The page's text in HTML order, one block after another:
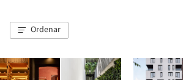
Ordenar